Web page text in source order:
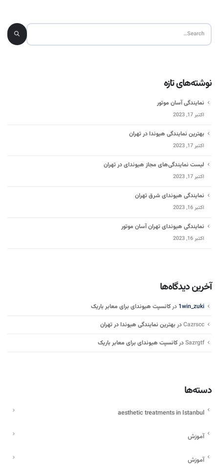
نوشته‌های تازه
نمایندگی آسان موتور
اکتبر 17, 2023
بهترین نمایندگی هیوندا در تهران
اکتبر 17, 2023
لیست نمایندگی‌های مجاز هیوندای در تهران
اکتبر 17, 2023
نمایندگی هیوندای شرق تهران
اکتبر 16, 2023
نمایندگی هیوندای تهران آسان موتور
اکتبر 16, 2023
آخرین دیدگاه‌ها
1win_zuki درکانسپت هیوندای برای معابر باریک
Cazrsccدر بهترین نمایندگی هیوندا در تهران
Sazrgtfدرکانسپت هیوندای برای معابر باریک
دسته‌ها
aesthetic treatments in Istanbul
آموزش
آموزش